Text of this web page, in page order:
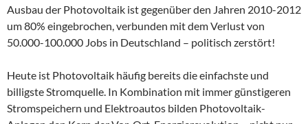
Ausbau der Photovoltaik ist gegenüber den Jahren 2010-2012
um 80% eingebrochen, verbunden mit dem Verlust von
50.000-100.000 Jobs in Deutschland – politisch zerstört!
Heute ist Photovoltaik häufig bereits die einfachste und
billigste Stromquelle. In Kombination mit immer günstigeren
Stromspeichern und Elektroautos bilden Photovoltaik-